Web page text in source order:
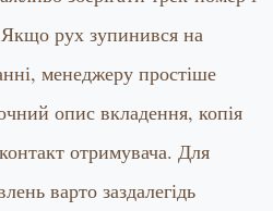
Якщо рух зупинився на
менеджеру простіше
опис вкладення, копія
отримувача. Для
варто заздалегідь